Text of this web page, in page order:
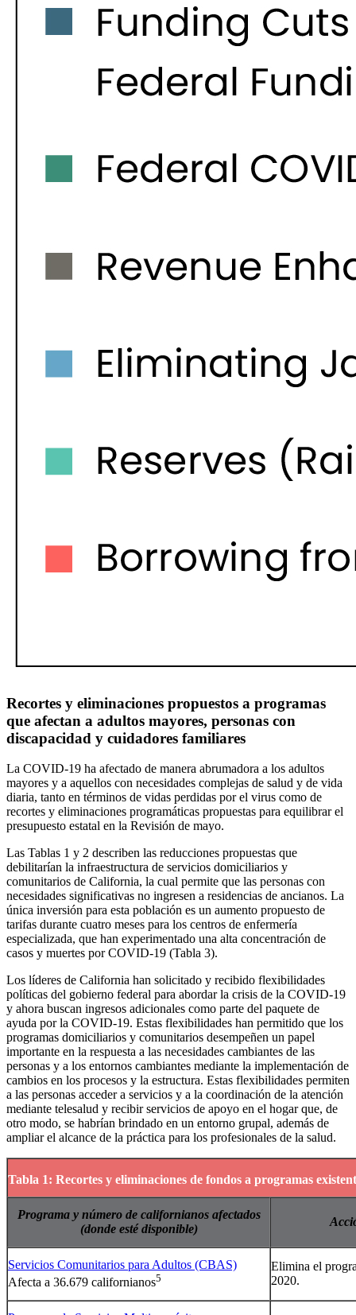
Recortes y eliminaciones propuestos a programas
que afectan a adultos mayores, personas con
discapacidad y cuidadores familiares
La COVID-19 ha afectado de manera abrumadora a los adultos
mayores y a aquellos con necesidades complejas de salud y de vida
diaria, tanto en términos de vidas perdidas por el virus como de
recortes y eliminaciones programáticas propuestas para equilibrar el
presupuesto estatal en la Revisión de mayo.
Las Tablas 1 y 2 describen las reducciones propuestas que
debilitarían la infraestructura de servicios domiciliarios y
comunitarios de California, la cual permite que las personas con
necesidades significativas no ingresen a residencias de ancianos. La
única inversión para esta población es un aumento propuesto de
tarifas durante cuatro meses para los centros de enfermería
especializada, que han experimentado una alta concentración de
casos y muertes por COVID-19 (Tabla 3).
Los líderes de California han solicitado y recibido flexibilidades
políticas del gobierno federal para abordar la crisis de la COVID-19
y ahora buscan ingresos adicionales como parte del paquete de
ayuda por la COVID-19. Estas flexibilidades han permitido que los
programas domiciliarios y comunitarios desempeñen un papel
importante en la respuesta a las necesidades cambiantes de las
personas y a los entornos cambiantes mediante la implementación de
cambios en los procesos y la estructura. Estas flexibilidades permiten
a las personas acceder a servicios y a la coordinación de la atención
mediante telesalud y recibir servicios de apoyo en el hogar que, de
otro modo, se habrían brindado en un entorno grupal, además de
ampliar el alcance de la práctica para los profesionales de la salud.
Tabla 1: Recortes y eliminaciones de fondos a programas
Programa y número de californianos afectados
(donde esté disponible)
Servicios Comunitarios para Adultos (CBAS)
Afecta a 36.679 californianos5
Elimina el
2020.